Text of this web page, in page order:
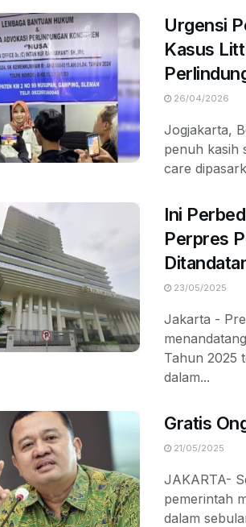
Urgensi
Kasus
26/04/2026
Jogjakarta,
penuh kasih
care
Ini
Perpres
23/05/2025
Jakarta -
Tahun 2025
dalam...
Gratis
21/05/2025
JAKARTA-
pemerintah
dalam